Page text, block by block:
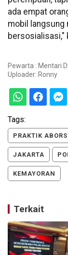
ada empat
mobil langsung
bersosialisasi,"
Pewarta : Mentari
Uploader: Ronny
Tags:
PRAKTIK
JAKARTA
KEMAYORAN
Terkait